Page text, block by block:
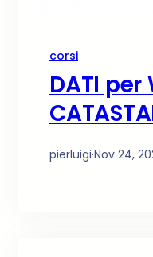
corsi
DATI per
pierluigi·Nov 24,